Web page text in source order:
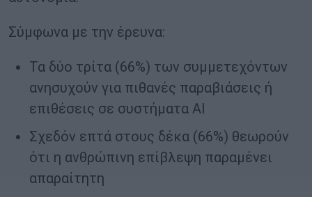
Σύμφωνα με την έρευνα:
Τα δύο τρίτα (66%) των συμμετεχόντων
ανησυχούν για πιθανές παραβιάσεις ή
επιθέσεις σε συστήματα AI
Σχεδόν επτά στους δέκα (66%) θεωρούν
ότι η ανθρώπινη επίβλεψη παραμένει
απαραίτητη